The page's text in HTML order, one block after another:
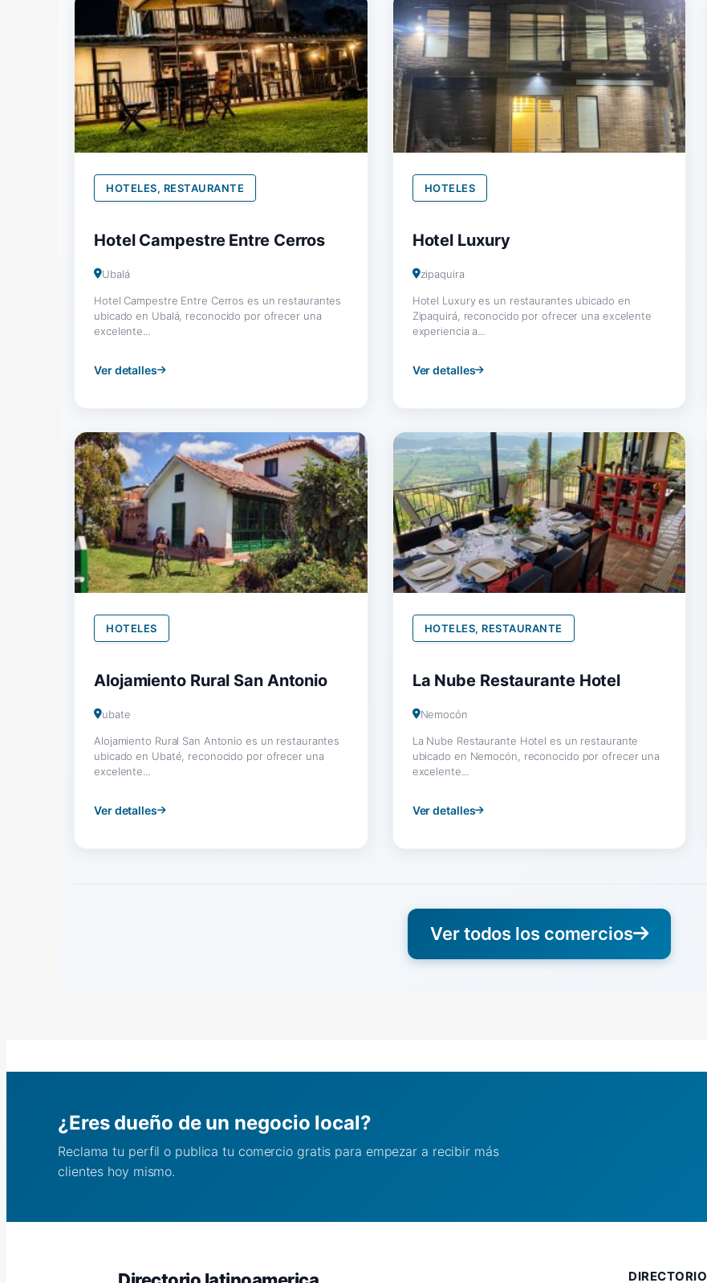
HOTELES, RESTAURANTE
Hotel Campestre Entre Cerros
Ubalá
Hotel Campestre Entre Cerros es un restaurantes
ubicado en Ubalá, reconocido por ofrecer una
excelente...
Ver detalles
HOTELES
Hotel Luxury
zipaquira
Hotel Luxury es un restaurantes ubicado en
Zipaquirá, reconocido por ofrecer una excelente
experiencia a...
Ver detalles
HOTELES
Alojamiento Rural San Antonio
ubate
Alojamiento Rural San Antonio es un restaurantes
ubicado en Ubaté, reconocido por ofrecer una
excelente...
Ver detalles
HOTELES, RESTAURANTE
La Nube Restaurante Hotel
Nemocón
La Nube Restaurante Hotel es un restaurante
ubicado en Nemocón, reconocido por ofrecer una
excelente...
Ver detalles
Ver todos los comercios
¿Eres dueño de un negocio local?
Reclama tu perfil o publica tu comercio gratis para empezar a recibir más
clientes hoy mismo.
DIRECTORIO